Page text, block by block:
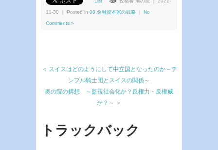
11-30 ｜ Posted in 08.金融資本家の戦略 No
Comments »
＜ スイスはどのようにして中立国となったのか～テ
ンプル騎士団とスイスの関係～
奥の院の構想 ～監視社会化か？反権力・反権威
か？～ ＞
トラックバック